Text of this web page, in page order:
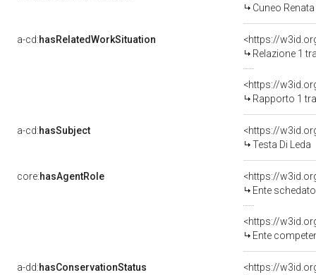
Cuneo
a-cd:hasRelatedWorkSituation
Relazione 1
<https://
Rapporto 1
a-cd:hasSubject
<https://
Testa Di Leda
core:hasAgentRole
<https://
Ente
<https://
Ente competente
a-dd:hasConservationStatus
<https://